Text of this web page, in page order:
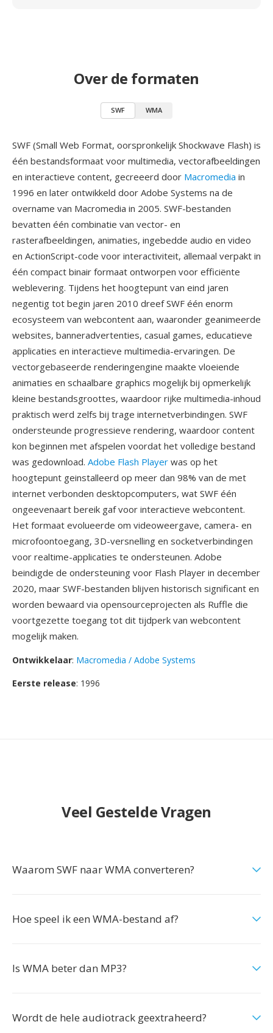
Over de formaten
SWF WMA
SWF (Small Web Format, oorspronkelijk Shockwave Flash) is
één bestandsformaat voor multimedia, vectorafbeeldingen
en interactieve content, gecreeerd door Macromedia in
1996 en later ontwikkeld door Adobe Systems na de
overname van Macromedia in 2005. SWF-bestanden
bevatten één combinatie van vector- en
rasterafbeeldingen, animaties, ingebedde audio en video
en ActionScript-code voor interactiviteit, allemaal verpakt in
één compact binair formaat ontworpen voor efficiënte
weblevering. Tijdens het hoogtepunt van eind jaren
negentig tot begin jaren 2010 dreef SWF één enorm
ecosysteem van webcontent aan, waaronder geanimeerde
websites, banneradvertenties, casual games, educatieve
applicaties en interactieve multimedia-ervaringen. De
vectorgebaseerde renderingengine maakte vloeiende
animaties en schaalbare graphics mogelijk bij opmerkelijk
kleine bestandsgroottes, waardoor rijke multimedia-inhoud
praktisch werd zelfs bij trage internetverbindingen. SWF
ondersteunde progressieve rendering, waardoor content
kon beginnen met afspelen voordat het volledige bestand
was gedownload. Adobe Flash Player was op het
hoogtepunt geinstalleerd op meer dan 98% van de met
internet verbonden desktopcomputers, wat SWF één
ongeevenaart bereik gaf voor interactieve webcontent.
Het formaat evolueerde om videoweergave, camera- en
microfoontoegang, 3D-versnelling en socketverbindingen
voor realtime-applicaties te ondersteunen. Adobe
beindigde de ondersteuning voor Flash Player in december
2020, maar SWF-bestanden blijven historisch significant en
worden bewaard via opensourceprojecten als Ruffle die
voortgezette toegang tot dit tijdperk van webcontent
mogelijk maken.
Ontwikkelaar: Macromedia / Adobe Systems
Eerste release: 1996
Veel Gestelde Vragen
Waarom SWF naar WMA converteren?
Hoe speel ik een WMA-bestand af?
Is WMA beter dan MP3?
Wordt de hele audiotrack geextraheerd?